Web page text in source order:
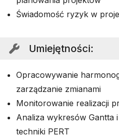
Świadomość ryzyk w
Umiejętności:
Opracowywanie
zarządzanie zmianami
Monitorowanie realizacji
Analiza wykresów Gantta
techniki PERT